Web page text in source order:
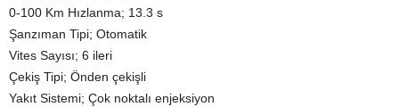
0-100 Km Hızlanma; 13.3 s
Şanzıman Tipi; Otomatik
Vites Sayısı; 6 ileri
Çekiş Tipi; Önden çekişli
Yakıt Sistemi; Çok noktalı enjeksiyon